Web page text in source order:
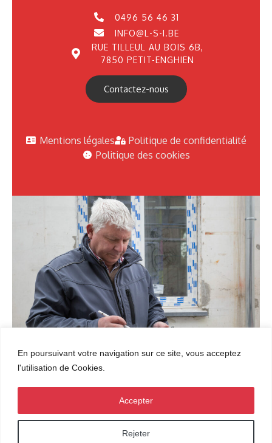
En poursuivant votre navigation sur ce site, vous acceptez
l'utilisation de Cookies.
Rejeter
Accepter
0496 56 46 31
INFO@L-S-I.BE
RUE TILLEUL AU BOIS 6B,
7850 PETIT-ENGHIEN
Contactez-nous
Mentions légales
Politique de confidentialité
Politique des cookies
DIRECTEUR
– BlueBook